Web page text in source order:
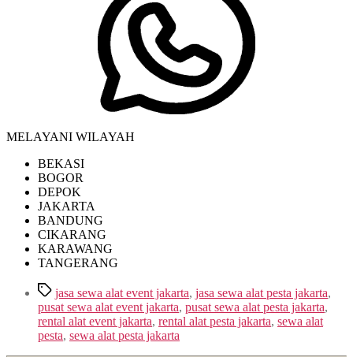
MELAYANI WILAYAH
BEKASI
BOGOR
DEPOK
JAKARTA
BANDUNG
CIKARANG
KARAWANG
TANGERANG
Tagsjasa sewa alat event jakarta, jasa sewa alat pesta jakarta,
pusat sewa alat event jakarta, pusat sewa alat pesta jakarta,
rental alat event jakarta, rental alat pesta jakarta, sewa alat
pesta, sewa alat pesta jakarta